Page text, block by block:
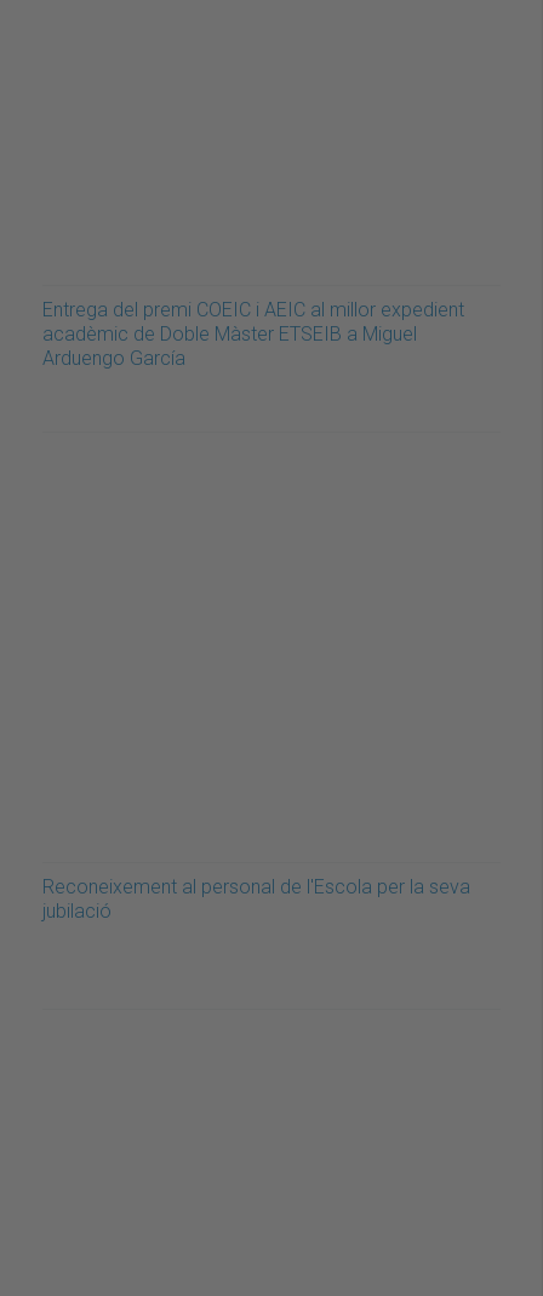
Entrega del premi COEIC i AEIC al millor expedient
acadèmic de Doble Màster ETSEIB a Miguel
Arduengo García
Reconeixement al personal de l'Escola per la seva
jubilació